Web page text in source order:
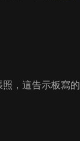
，這告示板寫的